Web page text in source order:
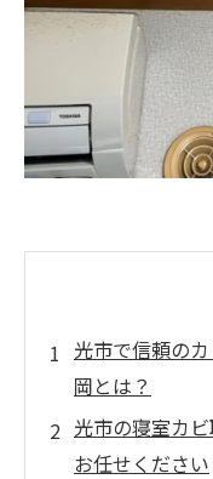
光市で信頼の
岡とは？
光市の寝室カ
お任せください